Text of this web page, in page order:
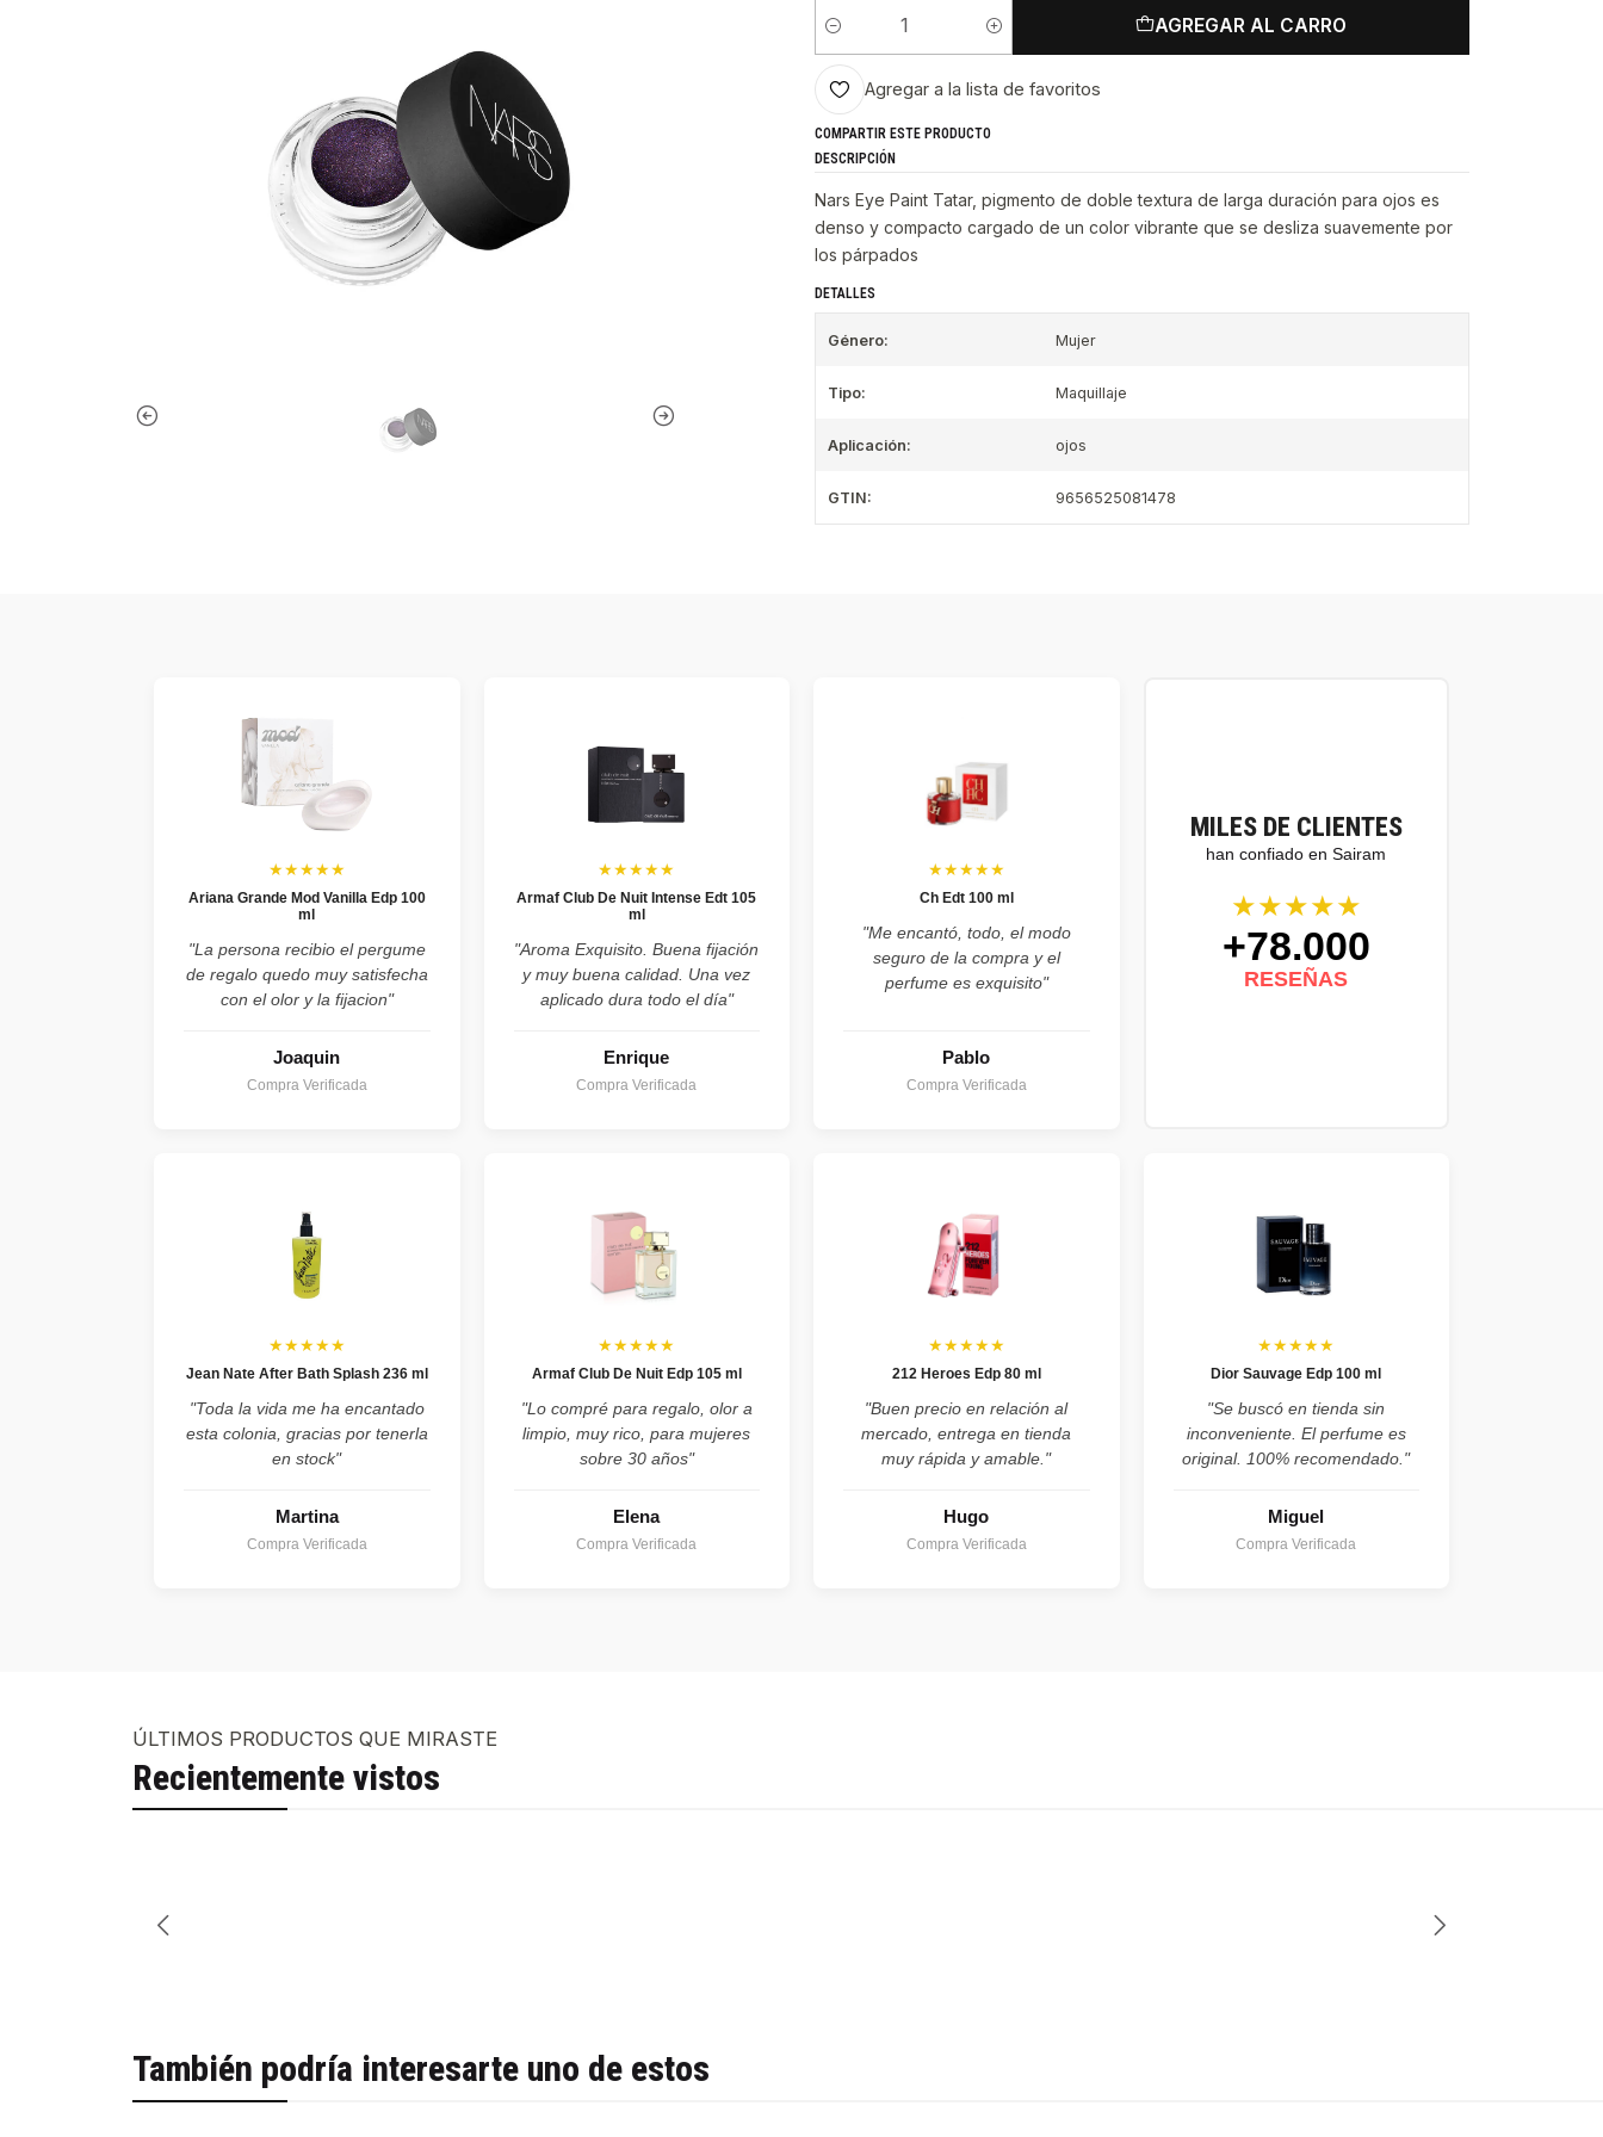
Cantidad
AGREGAR AL CARRO
Agregar a la lista de favoritos
COMPARTIR ESTE PRODUCTO
DESCRIPCIÓN
Nars Eye Paint Tatar, pigmento de doble textura de larga duración para ojos es
denso y compacto cargado de un color vibrante que se desliza suavemente por
los párpados
DETALLES
Género: Mujer
Tipo: Maquillaje
Aplicación: ojos
GTIN: 9656525081478
MILES DE CLIENTES
han confiado en Sairam
★★★★★
+78.000
RESEÑAS
★★★★★
Ariana Grande Mod Vanilla Edp 100
ml
"La persona recibio el pergume
de regalo quedo muy satisfecha
con el olor y la fijacion"
Joaquin
Compra Verificada
★★★★★
Armaf Club De Nuit Intense Edt 105
ml
"Aroma Exquisito. Buena fijación
y muy buena calidad. Una vez
aplicado dura todo el día"
Enrique
Compra Verificada
★★★★★
Ch Edt 100 ml
"Me encantó, todo, el modo
seguro de la compra y el
perfume es exquisito"
Pablo
Compra Verificada
★★★★★
Jean Nate After Bath Splash 236 ml
"Toda la vida me ha encantado
esta colonia, gracias por tenerla
en stock"
Martina
Compra Verificada
★★★★★
Armaf Club De Nuit Edp 105 ml
"Lo compré para regalo, olor a
limpio, muy rico, para mujeres
sobre 30 años"
Elena
Compra Verificada
★★★★★
212 Heroes Edp 80 ml
"Buen precio en relación al
mercado, entrega en tienda
muy rápida y amable."
Hugo
Compra Verificada
★★★★★
Dior Sauvage Edp 100 ml
"Se buscó en tienda sin
inconveniente. El perfume es
original. 100% recomendado."
Miguel
Compra Verificada
ÚLTIMOS PRODUCTOS QUE MIRASTE
Recientemente vistos
También podría interesarte uno de estos